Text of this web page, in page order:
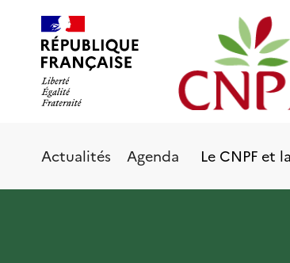
contenu
principal
Actualités Agenda Le CNPF et